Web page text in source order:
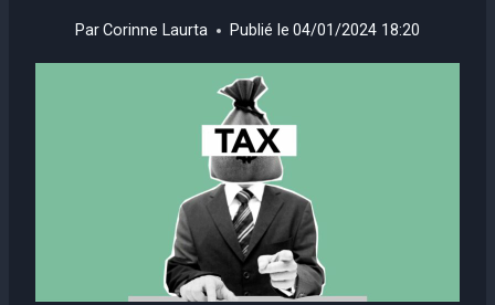
ParCorinne Laurta Publié le 04/01/2024 18:20